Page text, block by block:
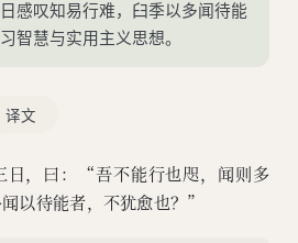
感叹知易行难，臼季以多闻待能
智慧与实用主义思想。
译文
日，曰：“吾不能行也咫，闻则多
以待能者，不犹愈也？”